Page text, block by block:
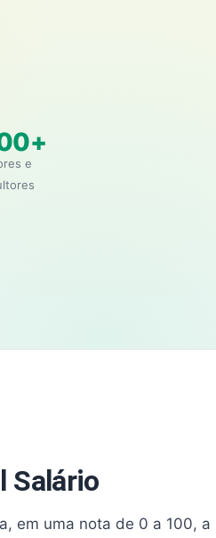
e
Salário
em uma nota de 0 a 100, a